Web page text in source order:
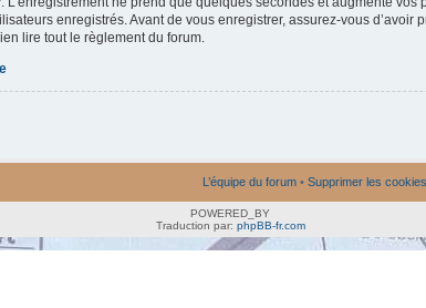
enregistrés. Avant de vous enregistrer, assurez-vous d’avoir
lire tout le règlement du forum.
L’équipe du forum • Supprimer les
POWERED_BY
Traduction par: phpBB-fr.com